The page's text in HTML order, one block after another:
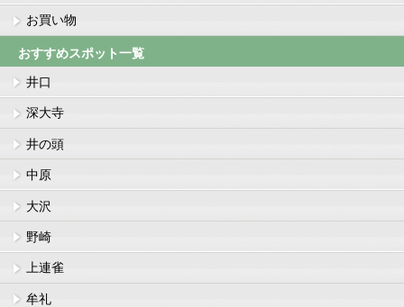
お買い物
おすすめスポット一覧
井口
深大寺
井の頭
中原
大沢
野崎
上連雀
牟礼